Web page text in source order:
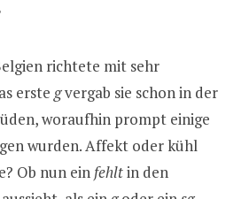
richtete mit sehr
erste gvergab sie schon in der
woraufhin prompt einige
wurden. Affekt oder kühl
Ob nun ein fehltin den